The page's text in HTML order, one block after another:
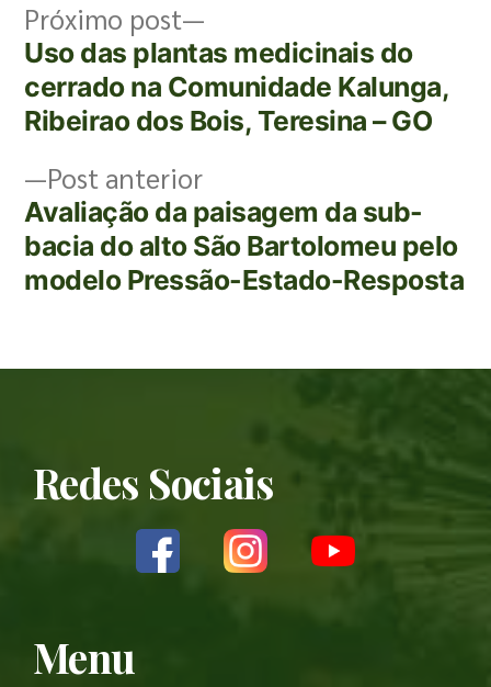
Post anterior
Avaliação da paisagem da sub-
bacia do alto São Bartolomeu pelo
modelo Pressão-Estado-Resposta
Próximo post
Uso das plantas medicinais do
cerrado na Comunidade Kalunga,
Ribeirao dos Bois, Teresina – GO
Redes Sociais
Menu